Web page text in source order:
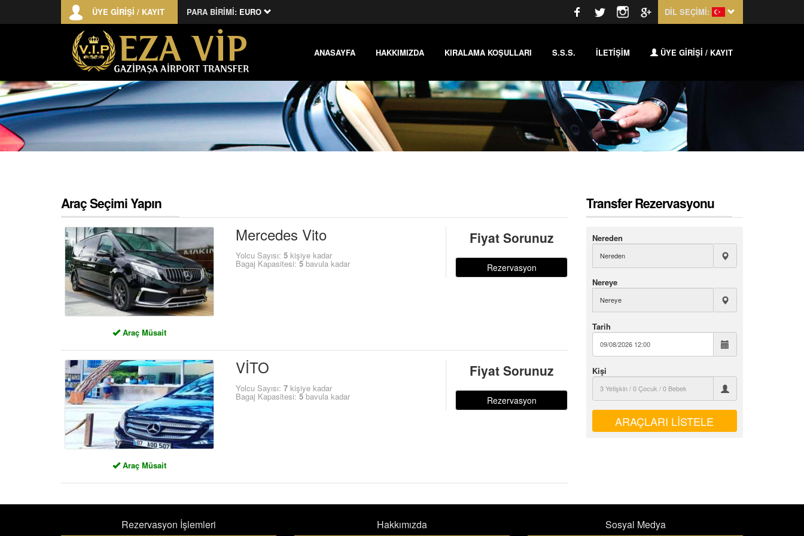
ÜYE GİRİŞİ / KAYIT PARA BİRİMİ: EURO DİL SEÇİMİ:
ANASAYFA HAKKIMIZDA KIRALAMA KOŞULLARI S.S.S. İLETİŞİM ÜYE GİRİŞİ / KAYIT
Araç Seçimi Yapın
Araç Müsait
Mercedes Vito
Yolcu Sayısı:5 kişiye kadar
Bagaj Kapasitesi:5bavula kadar
Fiyat Sorunuz
Rezervasyon
Araç Müsait
VİTO
Yolcu Sayısı:7 kişiye kadar
Bagaj Kapasitesi:5bavula kadar
Fiyat Sorunuz
Rezervasyon
Transfer Rezervasyonu
Nereden
Nereye
Tarih
Kişi
Rezervasyon İşlemleri Hakkımızda Sosyal Medya